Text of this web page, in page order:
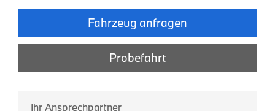
Fahrzeug anfragen
Probefahrt
Ihr Ansprechpartner